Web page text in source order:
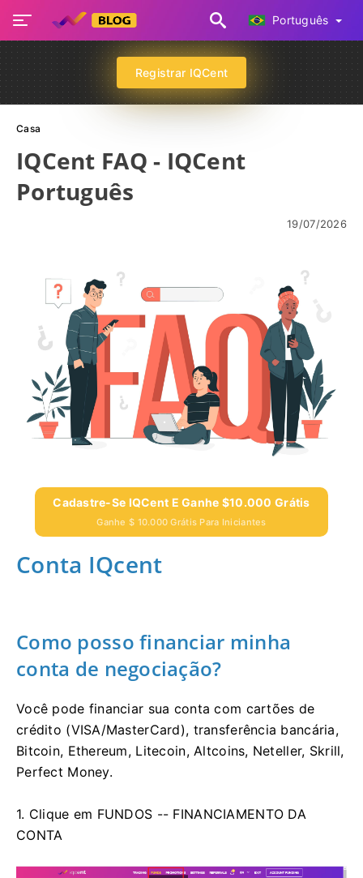
Português
Registrar IQCent
Casa
IQCent FAQ - IQCent
Português
19/07/2026
Cadastre-Se IQCent E Ganhe $10.000 Grátis
Ganhe $ 10.000 Grátis Para Iniciantes
Conta IQcent
Como posso financiar minha
conta de negociação?
Você pode financiar sua conta com cartões de
crédito (VISA/MasterCard), transferência bancária,
Bitcoin, Ethereum, Litecoin, Altcoins, Neteller, Skrill,
Perfect Money.
1. Clique em FUNDOS -- FINANCIAMENTO DA
CONTA